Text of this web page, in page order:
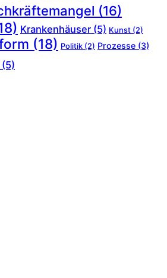
(16)
Krankenhäuser (5) Kunst (2)
(18) Politik (2) Prozesse (3)
(5)